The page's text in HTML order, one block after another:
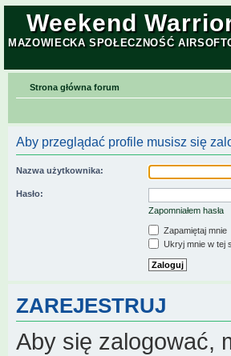
Weekend
MAZOWIECKA SPOŁECZNOŚĆ
Strona główna forum
Aby przeglądać profile musisz się
Nazwa użytkownika:
Hasło:
Zapomniałem hasła
Zapamiętaj mnie
Ukryj mnie w tej
ZAREJESTRUJ
Aby się zalogować,